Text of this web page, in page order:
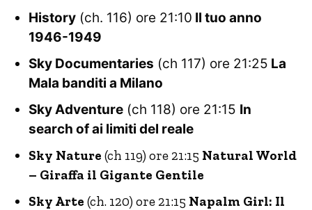
History (ch. 116) ore 21:10 Il tuo anno
1946-1949
Sky Documentaries (ch 117) ore 21:25 La
Mala banditi a Milano
Sky Adventure (ch 118) ore 21:15 In
search of ai limiti del reale
Sky Nature (ch 119) ore 21:15 Natural World
– Giraffa il Gigante Gentile
Sky Arte (ch. 120) ore 21:15 Napalm Girl: Il